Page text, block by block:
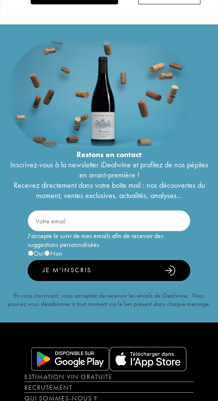
Restons encontact
Inscrivez-vous à la newsletter iDealwine et profitez de nos pépites
en avant-première !
Recevez directement dans votre boîte mail : nos découvertes du
moment, ventes exclusives, actualités, analyses...
J'accepte le suivi de mes emails afin de recevoir des
suggestions personnalisées
Oui
Non
JE M'INSCRIS
En vous inscrivant, vous acceptez de recevoir les emails de iDealwine. Vous
pouvez vous désabonner à tout moment via le lien présent dans chaque message.
ESTIMATION VIN GRATUITE
RECRUTEMENT
QUI SOMMES-NOUS ?